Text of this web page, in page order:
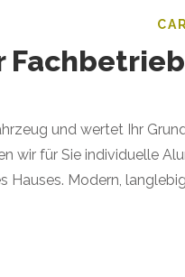
und wertet Ihr
wir für Sie individuelle
Hauses. Modern,